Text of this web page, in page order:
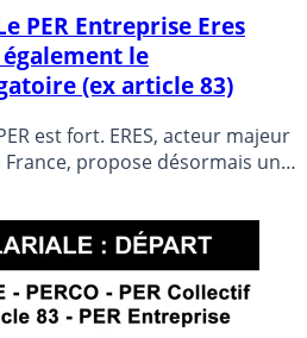
PER Entreprise Eres
le
(ex article 83)
est fort. ERES, acteur majeur
France, propose désormais un
ex PERCO) et obligatoire (3,